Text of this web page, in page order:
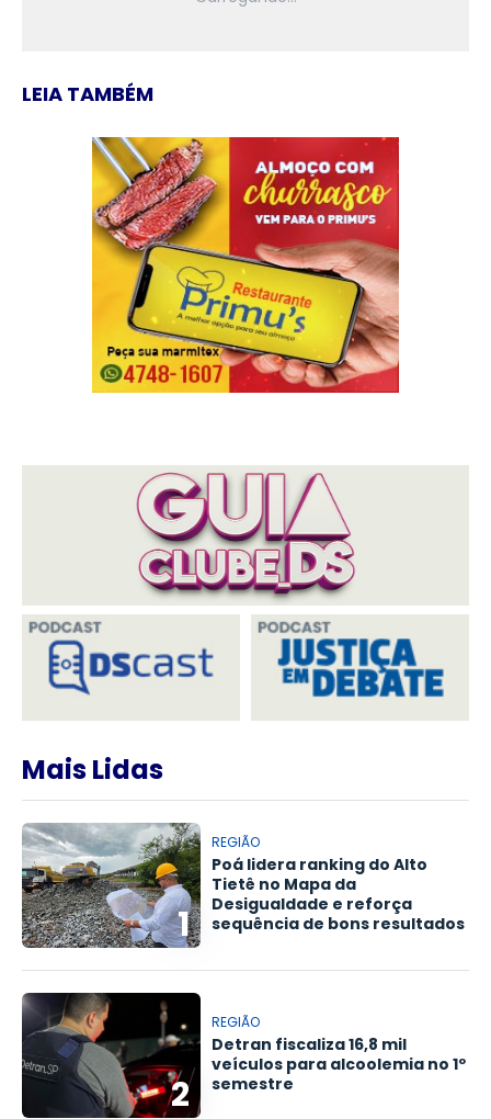
LEIA TAMBÉM
Mais Lidas
1
REGIÃO
Poá lidera ranking do Alto
Tietê no Mapa da
Desigualdade e reforça
sequência de bons resultados
2
REGIÃO
Detran fiscaliza 16,8 mil
veículos para alcoolemia no 1º
semestre